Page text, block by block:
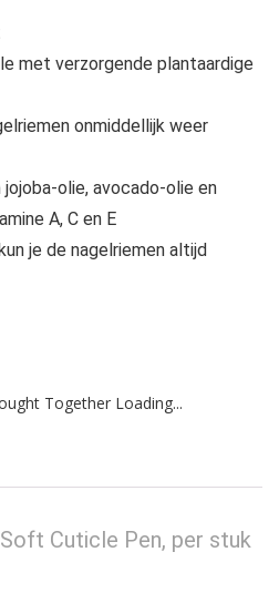
met verzorgende plantaardige
onmiddellijk weer
olie, avocado-olie en
A, C en E
je de nagelriemen altijd
Together Loading...
Cuticle Pen, per stuk